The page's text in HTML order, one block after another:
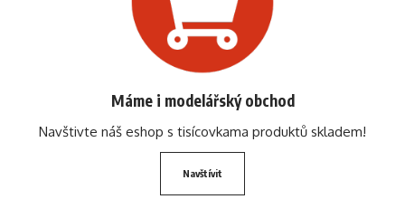
Máme i modelářský obchod
Navštivte náš eshop s tisícovkama produktů skladem!
Navštívit